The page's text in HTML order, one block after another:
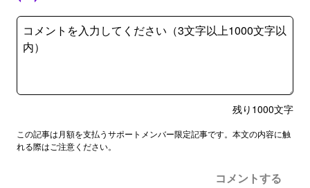
残り 1000文字
この記事は月額を支払うサポートメンバー限定記事です。本文の内容に触
れる際はご注意ください。
コメントする